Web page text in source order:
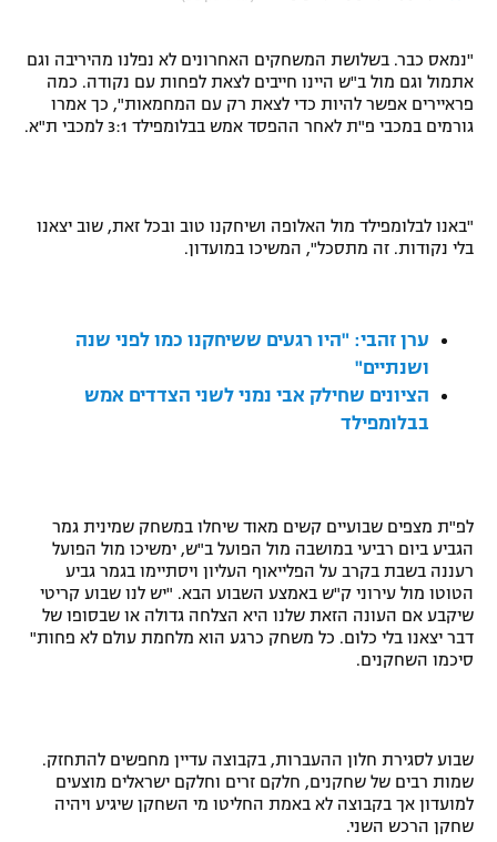
משתתפים וזוכים בפרסים
תקנון עבור פעילות אלקטרה
גיימינג E-Sports
תנאי שימוש
מדיניות פרטיות
רשיון להקרנה פומבית לבית עסק
הצטרפות לחבילת הערוצים
לוח דרושים – ג'ובנט
ספורט מוטורי
בייסבול MLB
אומנויות לחימה
גיימינג E-Sports
"נמאס כבר. בשלושת המשחקים האחרונים לא נפלנו מהיריבה וגם
אתמול וגם מול ב"ש היינו חייבים לצאת לפחות עם נקודה. כמה
פראיירים אפשר להיות כדי לצאת רק עם המחמאות", כך אמרו
גורמים במכבי פ"ת לאחר ההפסד אמש בבלומפילד 3:1 למכבי ת"א.
"באנו לבלומפילד מול האלופה ושיחקנו טוב ובכל זאת, שוב יצאנו
בלי נקודות. זה מתסכל", המשיכו במועדון.
ערן זהבי: "היו רגעים ששיחקנו כמו לפני שנה
ושנתיים"
הציונים שחילק אבי נמני לשני הצדדים אמש
בבלומפילד
לפ"ת מצפים שבועיים קשים מאוד שיחלו במשחק שמינית גמר
הגביע ביום רביעי במושבה מול הפועל ב"ש, ימשיכו מול הפועל
רעננה בשבת בקרב על הפלייאוף העליון ויסתיימו בגמר גביע
הטוטו מול עירוני ק"ש באמצע השבוע הבא. "יש לנו שבוע קריטי
שיקבע אם העונה הזאת שלנו היא הצלחה גדולה או שבסופו של
דבר יצאנו בלי כלום. כל משחק כרגע הוא מלחמת עולם לא פחות"
סיכמו השחקנים.
שבוע לסגירת חלון ההעברות, בקבוצה עדיין מחפשים להתחזק.
שמות רבים של שחקנים, חלקם זרים וחלקם ישראלים מוצעים
למועדון אך בקבוצה לא באמת החליטו מי השחקן שיגיע ויהיה
שחקן הרכש השני.